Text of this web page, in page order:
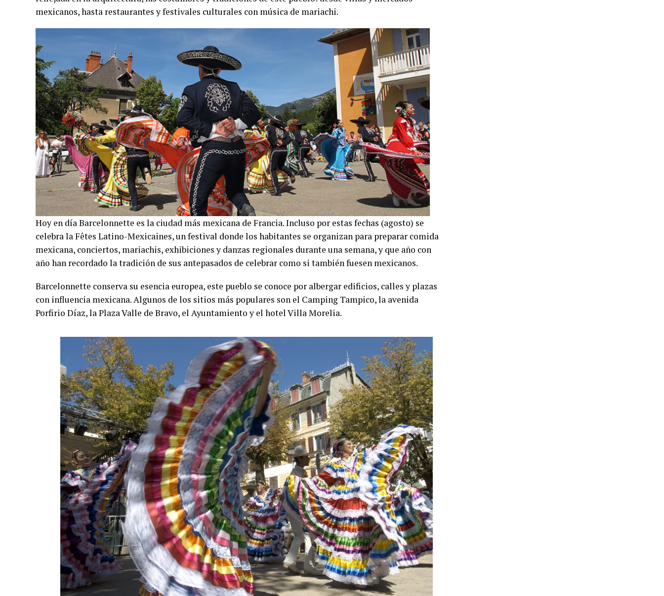
mexicanos, hasta restaurantes y festivales culturales con música de mariachi.
Hoy en día Barcelonnette es la ciudad más mexicana de Francia. Incluso por estas fechas (agosto) se
celebra la Fêtes Latino-Mexicaines, un festival donde los habitantes se organizan para preparar comida
mexicana, conciertos, mariachis, exhibiciones y danzas regionales durante una semana, y que año con
año han recordado la tradición de sus antepasados de celebrar como si también fuesen mexicanos.
Barcelonnette conserva su esencia europea, este pueblo se conoce por albergar edificios, calles y plazas
con influencia mexicana. Algunos de los sitios más populares son el Camping Tampico, la avenida
Porfirio Díaz, la Plaza Valle de Bravo, el Ayuntamiento y el hotel Villa Morelia.